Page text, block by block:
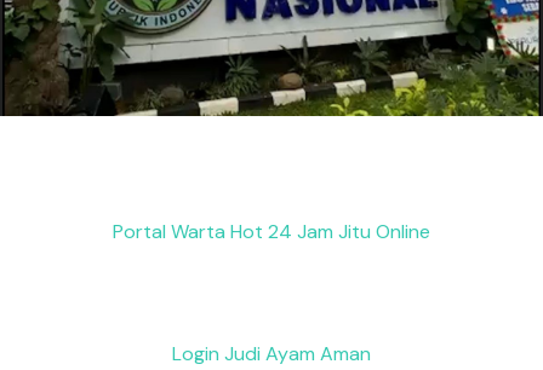
Portal Warta Hot 24 Jam Jitu Online
Login Judi Ayam Aman